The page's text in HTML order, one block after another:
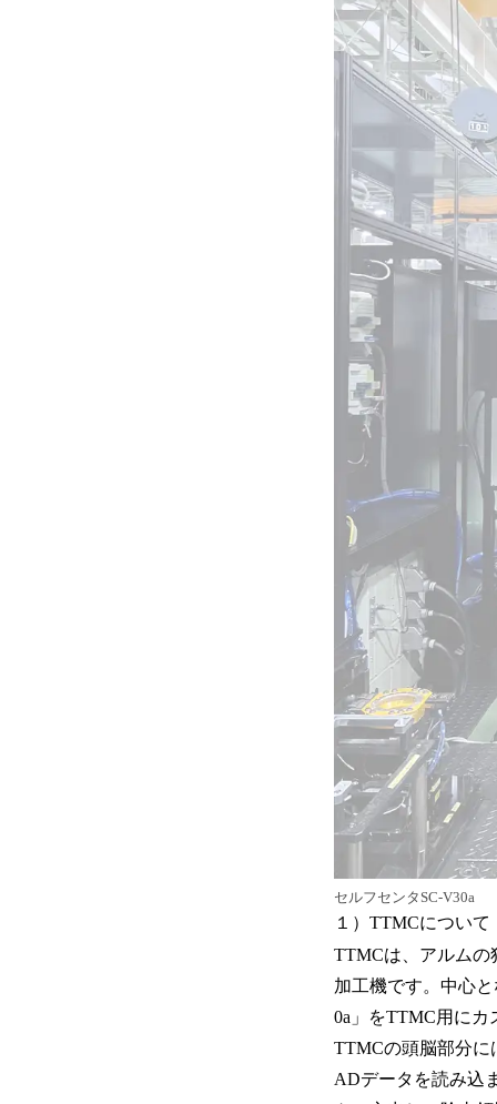
セルフセンタSC-V30a
１）TTMCについて
TTMCは、アルムの
加工機です。中心
0a」をTTMC用に
TTMCの頭脳部分に
ADデータを読み込